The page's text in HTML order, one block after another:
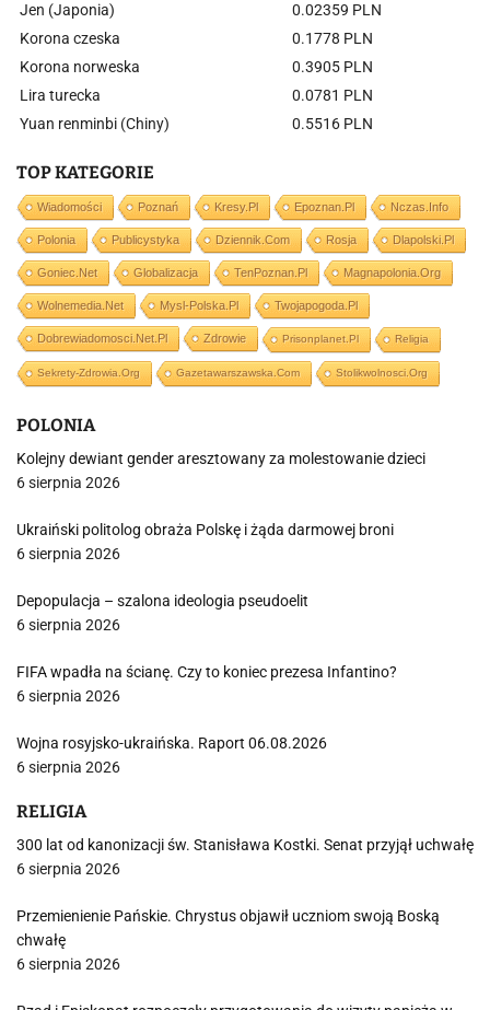
Jen (Japonia)
0.02359 PLN
Korona czeska
0.1778 PLN
Korona norweska
0.3905 PLN
Lira turecka
0.0781 PLN
Yuan renminbi (Chiny)
0.5516 PLN
TOP KATEGORIE
Wiadomości Poznań Kresy.pl Epoznan.pl Nczas.info
Polonia Publicystyka Dziennik.com Rosja Dlapolski.pl
Goniec.net Globalizacja TenPoznan.pl Magnapolonia.org
Wolnemedia.net Mysl-Polska.pl Twojapogoda.pl
Dobrewiadomosci.net.pl Zdrowie Prisonplanet.pl Religia
Sekrety-Zdrowia.org Gazetawarszawska.com Stolikwolnosci.org
POLONIA
Kolejny dewiant gender aresztowany za molestowanie dzieci
6 sierpnia 2026
Ukraiński politolog obraża Polskę i żąda darmowej broni
6 sierpnia 2026
Depopulacja – szalona ideologia pseudoelit
6 sierpnia 2026
FIFA wpadła na ścianę. Czy to koniec prezesa Infantino?
6 sierpnia 2026
Wojna rosyjsko-ukraińska. Raport 06.08.2026
6 sierpnia 2026
RELIGIA
300 lat od kanonizacji św. Stanisława Kostki. Senat przyjął uchwałę
6 sierpnia 2026
Przemienienie Pańskie. Chrystus objawił uczniom swoją Boską
chwałę
6 sierpnia 2026